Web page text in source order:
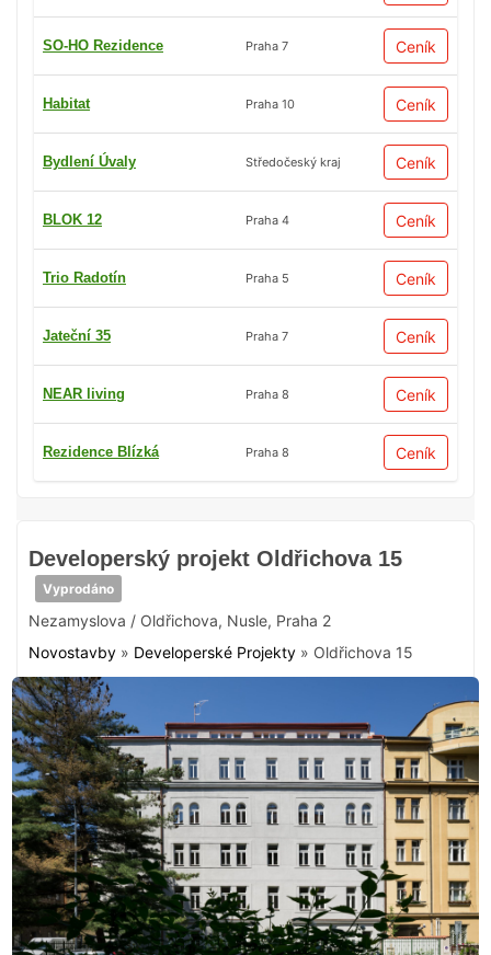
Developerský projekt Oldřichova 15
Vyprodáno
Nezamyslova / Oldřichova, Nusle, Praha 2
Novostavby » Developerské Projekty » Oldřichova 15
SO-HO Rezidence Praha 7 Ceník
Habitat Praha 10 Ceník
Bydlení Úvaly Středočeský kraj Ceník
BLOK 12 Praha 4 Ceník
Trio Radotín Praha 5 Ceník
Jateční 35 Praha 7 Ceník
NEAR living Praha 8 Ceník
Rezidence Blízká Praha 8 Ceník